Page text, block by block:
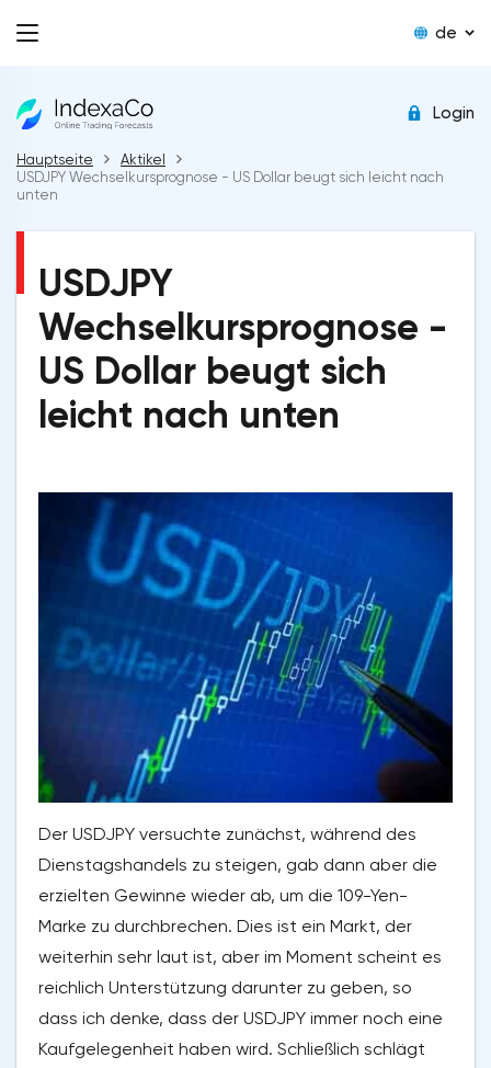
de
Login
Hauptseite
Aktikel
USDJPY Wechselkursprognose - US Dollar beugt sich leicht nach
unten
USDJPY
Wechselkursprognose -
US Dollar beugt sich
leicht nach unten
Der USDJPY versuchte zunächst, während des
Dienstagshandels zu steigen, gab dann aber die
erzielten Gewinne wieder ab, um die 109-Yen-
Marke zu durchbrechen. Dies ist ein Markt, der
weiterhin sehr laut ist, aber im Moment scheint es
reichlich Unterstützung darunter zu geben, so
dass ich denke, dass der USDJPY immer noch eine
Kaufgelegenheit haben wird. Schließlich schlägt